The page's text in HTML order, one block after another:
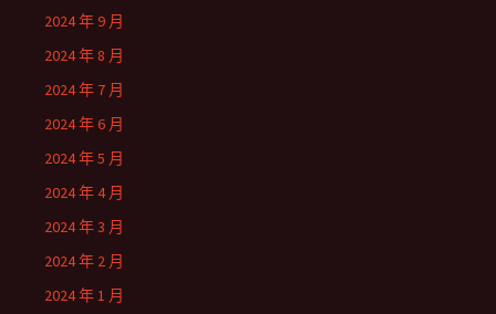
2024 年 9 月
2024 年 8 月
2024 年 7 月
2024 年 6 月
2024 年 5 月
2024 年 4 月
2024 年 3 月
2024 年 2 月
2024 年 1 月